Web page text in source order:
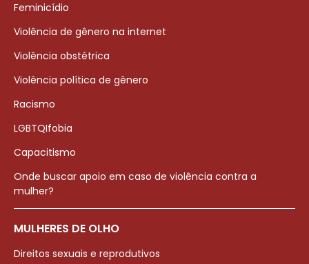
Feminicídio
Violência de gênero na internet
Violência obstétrica
Violência política de gênero
Racismo
LGBTQIfobia
Capacitismo
Onde buscar apoio em caso de violência contra a
mulher?
MULHERES DE OLHO
Direitos sexuais e reprodutivos